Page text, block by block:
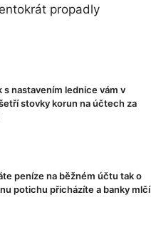
propadly
s nastavením lednice vám v
stovky korun na účtech za
peníze na běžném účtu tak o
potichu přicházíte a banky mlčí